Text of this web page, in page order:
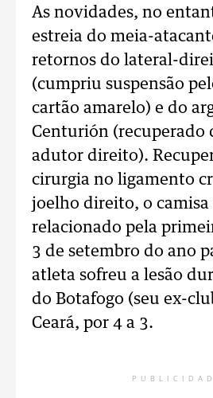
As novidades, no
estreia do meia-
retornos do lateral-
(cumpriu suspensão
cartão amarelo) e do
Centurión (recuperado
adutor direito).
cirurgia no ligamento
joelho direito, o camisa
relacionado pela
3 de setembro do ano
atleta sofreu a lesão
do Botafogo (seu ex-
Ceará, por 4 a 3.